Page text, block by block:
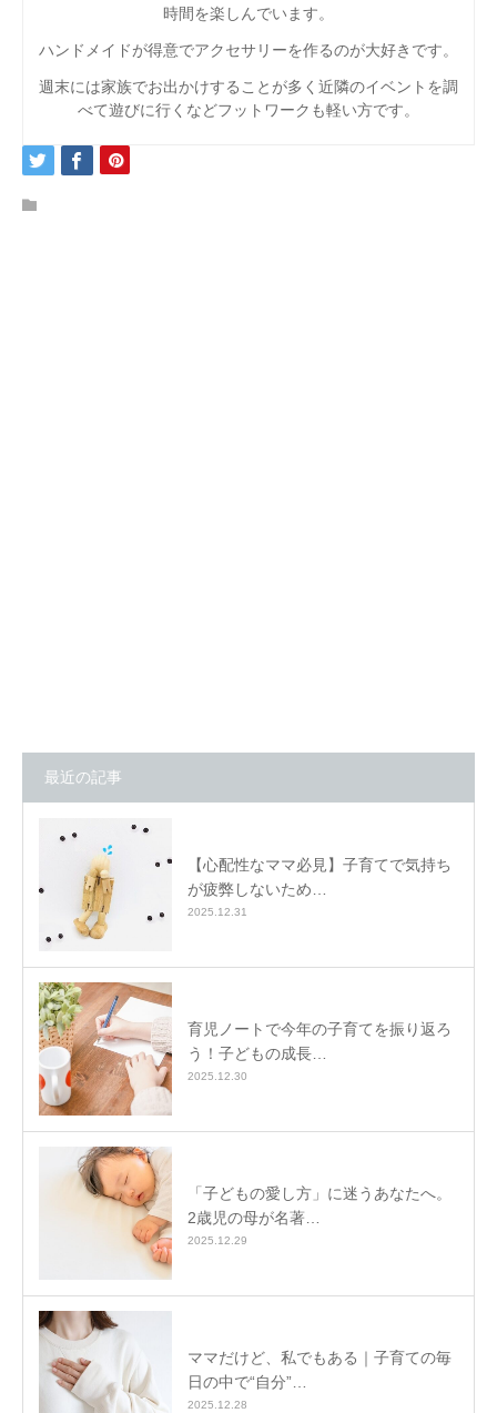
時間を楽しんでいます。
ハンドメイドが得意でアクセサリーを作るのが大好きです。
週末には家族でお出かけすることが多く近隣のイベントを調
べて遊びに行くなどフットワークも軽い方です。
最近の記事
【心配性なママ必見】子育てで気持ち
が疲弊しないため…
2025.12.31
育児ノートで今年の子育てを振り返ろ
う！子どもの成長…
2025.12.30
「子どもの愛し方」に迷うあなたへ。
2歳児の母が名著…
2025.12.29
ママだけど、私でもある｜子育ての毎
日の中で“自分”…
2025.12.28